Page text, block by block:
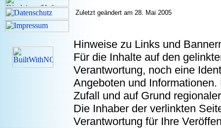
Zuletzt geändert am 28. Mai 2005
Hinweise zu Links und
Für die Inhalte auf den
Verantwortung, noch eine
Angeboten und
Zufall und auf Grund
Die Inhaber der verlinkten
Verantwortung für Ihre